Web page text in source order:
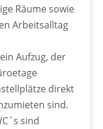
Räume sowie
Arbeitsalltag
Aufzug, der
direkt
sind.
sind